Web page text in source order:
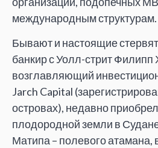
международным структурам.
Бывают и настоящие
банкир с Уолл-стрит
возглавляющий
Jarch Capital
островах), недавно
плодородной земли в
Матипа – полевого